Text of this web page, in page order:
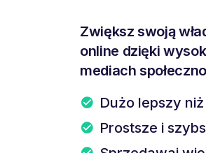
Zwiększ swoją
online dzięki
mediach
Dużo lepszy
Prostsze i